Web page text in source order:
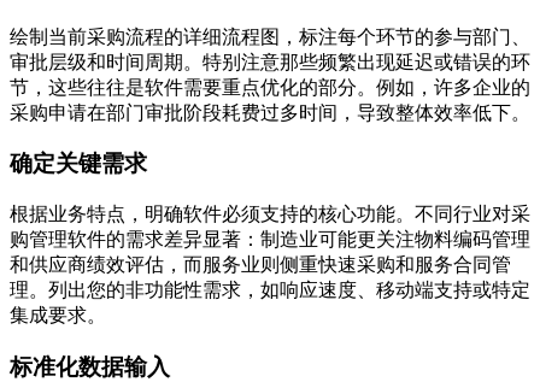
绘制当前采购流程的详细流程图，标注每个环节的参与部门、
审批层级和时间周期。特别注意那些频繁出现延迟或错误的环
节，这些往往是软件需要重点优化的部分。例如，许多企业的
采购申请在部门审批阶段耗费过多时间，导致整体效率低下。
确定关键需求
根据业务特点，明确软件必须支持的核心功能。不同行业对采
购管理软件的需求差异显著：制造业可能更关注物料编码管理
和供应商绩效评估，而服务业则侧重快速采购和服务合同管
理。列出您的非功能性需求，如响应速度、移动端支持或特定
集成要求。
标准化数据输入